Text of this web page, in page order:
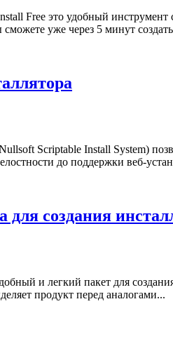
Free это удобный
уже через 5 минут
Scriptable Install System)
до поддержки веб-
создания
и легкий пакет для
продукт перед аналогами...